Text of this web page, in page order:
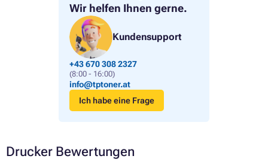
Wir helfen Ihnen gerne.
Kundensupport
+43 670 308 2327
(8:00 - 16:00)
info@tptoner.at
Ich habe eine Frage
Drucker Bewertungen